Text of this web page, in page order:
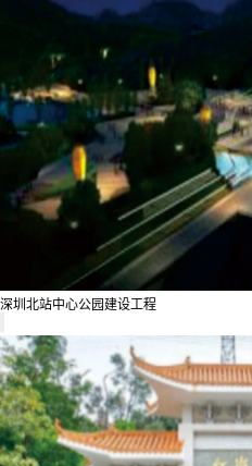
深圳北站中心公园建设工程